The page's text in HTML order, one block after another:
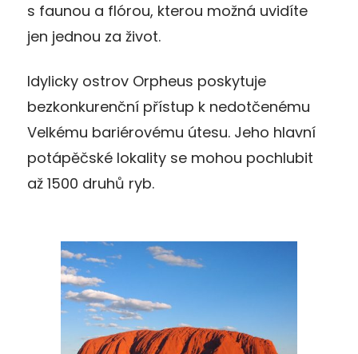
s faunou a flórou, kterou možná uvidíte
jen jednou za život.
Idylicky ostrov Orpheus poskytuje
bezkonkurenční přístup k nedotčenému
Velkému bariérovému útesu. Jeho hlavní
potápěčské lokality se mohou pochlubit
až 1500 druhů ryb.